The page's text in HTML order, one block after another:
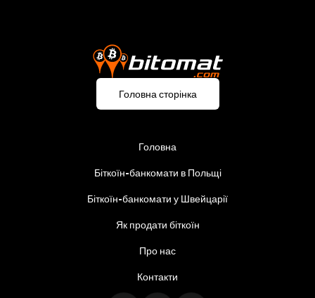
Головна сторінка
Головна
Біткоїн-банкомати в Польщі
Біткоїн-банкомати у Швейцарії
Як продати біткоїн
Про нас
Контакти